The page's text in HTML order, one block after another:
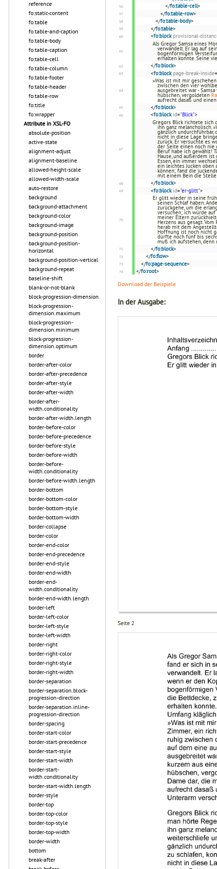
reference
fo:static-content
fo:table
fo:table-and-caption
fo:table-body
fo:table-caption
fo:table-cell
fo:table-column
fo:table-footer
fo:table-header
fo:table-row
fo:title
fo:wrapper
Attribute in XSL-FO
absolute-position
active-state
alignment-adjust
alignment-baseline
allowed-height-scale
allowed-width-scale
auto-restore
background
background-attachment
background-color
background-image
background-position
background-position-
horizontal
background-position-vertical
background-repeat
baseline-shift
blank-or-not-blank
block-progression-dimension
block-progression-
dimension.maximum
block-progression-
dimension.minimum
block-progression-
dimension.optimum
border
border-after-color
border-after-precedence
border-after-style
border-after-width
border-after-
width.conditionality
border-after-width.length
border-before-color
border-before-precedence
border-before-style
border-before-width
border-before-
width.conditionality
border-before-width.length
border-bottom
border-bottom-color
border-bottom-style
border-bottom-width
border-collapse
border-color
border-end-color
border-end-precedence
border-end-style
border-end-width
border-end-
width.conditionality
border-end-width.length
border-left
border-left-color
border-left-style
border-left-width
border-right
border-right-color
border-right-style
border-right-width
border-separation
border-separation.block-
progression-direction
border-separation.inline-
progression-direction
border-spacing
border-start-color
border-start-precedence
border-start-style
border-start-width
border-start-
width.conditionality
border-start-width.length
border-style
border-top
border-top-color
border-top-style
border-top-width
border-width
bottom
break-after
</fo:table-cell>
</fo:table-row>
</fo:table-body>
</fo:table>
<fo:block provisional-
Als Gregor Samsa eines
verwandelt. Er lag auf
bogenförmigen
erhalten konnte. Seine
</fo:block>
<fo:block page-break-inside=
»Was ist mit mir
zwischen den vier
ausgebreitet war -
hübschen, vergoldeten
aufrecht dasaß und
</fo:block>
<fo:block id="Blick">
Gregors Blick richtete sich
ihn ganz melancholisch.
gänzlich undurchführbar,
nicht in diese Lage
zurück. Er versuchte es
der Seite einen noch nie
Beruf habe ich gewählt!
Hause, und außerdem
Essen, ein immer
ein leichtes Jucken oben
können; fand die
mit einem Bein die
</fo:block>
<fo:block id="er-glitt">
Er glitt wieder in seine
seinen Schlaf haben.
zurückgehe, um die
versuchen; ich würde
meiner Eltern
Herzens aus gesagt.
herab mit dem
Hoffnung ist noch nicht
dürfte noch fünf bis
muß ich aufstehen,
</fo:block>
</fo:flow>
</fo:page-sequence>
</fo:root>
Download der Beispiele
In der Ausgabe:
Seite 2